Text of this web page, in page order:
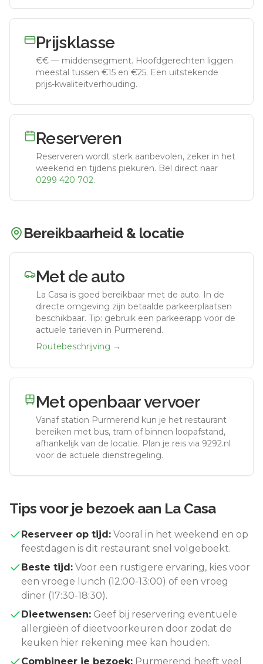
Prijsklasse
€€ — middensegment. Hoofdgerechten liggen
meestal tussen €15 en €25. Een uitstekende
prijs-kwaliteitverhouding.
Reserveren
Reserveren wordt sterk aanbevolen, zeker in het
weekend en tijdens piekuren. Bel direct naar
0299 420 702.
Bereikbaarheid & locatie
Met de auto
La Casa is goed bereikbaar met de auto. In de
directe omgeving zijn betaalde parkeerplaatsen
beschikbaar. Tip: gebruik een parkeerapp voor de
actuele tarieven in Purmerend.
Routebeschrijving →
Met openbaar vervoer
Vanaf station Purmerend kun je het restaurant
bereiken met bus, tram of binnen loopafstand,
afhankelijk van de locatie. Plan je reis via 9292.nl
voor de actuele dienstregeling.
Tips voor je bezoek aan La Casa
Reserveer op tijd: Vooral in het weekend en op
feestdagen is dit restaurant snel volgeboekt.
Beste tijd: Voor een rustigere ervaring, kies voor
een vroege lunch (12:00-13:00) of een vroeg
diner (17:30-18:30).
Dieetwensen: Geef bij reservering eventuele
allergieën of dieetvoorkeuren door zodat de
keuken hier rekening mee kan houden.
Combineer je bezoek: Purmerend heeft veel